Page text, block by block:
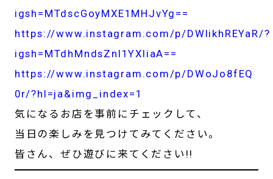
igsh=MTdscGoyMXE1MHJvYg==
https://www.instagram.com/p/DWlikhREYaR/?
igsh=MTdhMndsZnI1YXliaA==
https://www.instagram.com/p/DWoJo8fEQ
0r/?hl=ja&img_index=1
気になるお店を事前にチェックして、
当日の楽しみを見つけてみてください。
皆さん、ぜひ遊びに来てください!!